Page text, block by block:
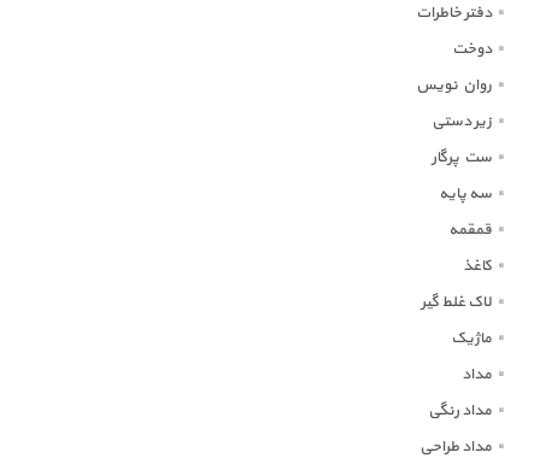
دفتر خاطرات
دوخت
روان نویس
زیر دستی
ست پرگار
سه پایه
قمقمه
کاغذ
لاک غلط گیر
ماژیک
مداد
مداد رنگی
مداد طراحی